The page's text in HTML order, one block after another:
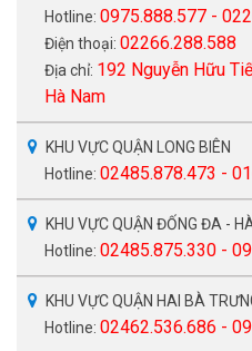
Hotline: 0975.888.577 -
Điện thoại: 02266.288.588
Địa chỉ: 192 Nguyễn Hữu
Hà Nam
KHU VỰC QUẬN LONG BIÊN
Hotline: 02485.878.473 -
KHU VỰC QUẬN ĐỐNG ĐA -
Hotline: 02485.875.330 -
KHU VỰC QUẬN HAI BÀ
Hotline: 02462.536.686 -